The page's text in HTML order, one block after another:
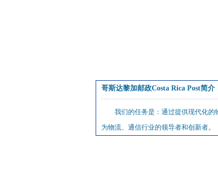
哥斯达黎加邮政Costa Rica Post简介
我们的任务是：通过提供现代化
为物流、通信行业的领导者和创新者。